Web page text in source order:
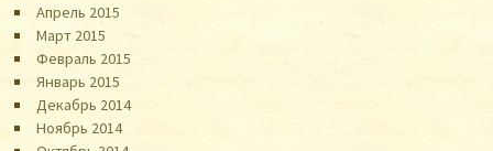
Апрель 2015
Март 2015
Февраль 2015
Январь 2015
Декабрь 2014
Ноябрь 2014